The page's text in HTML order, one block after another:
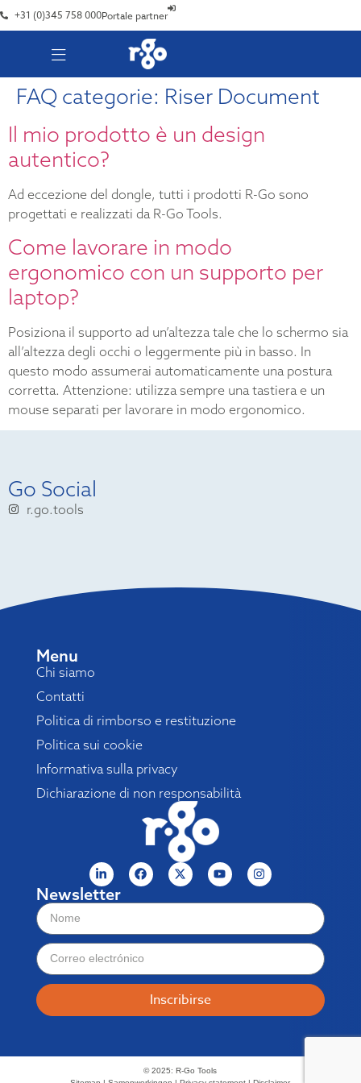
+31 (0)345 758 000Portale partner
FAQ categorie: Riser Document
Il mio prodotto è un design
autentico?
Ad eccezione del dongle, tutti i prodotti R-Go sono
progettati e realizzati da R-Go Tools.
Come lavorare in modo
ergonomico con un supporto per
laptop?
Posiziona il supporto ad un’altezza tale che lo schermo sia
all’altezza degli occhi o leggermente più in basso. In
questo modo assumerai automaticamente una postura
corretta. Attenzione: utilizza sempre una tastiera e un
mouse separati per lavorare in modo ergonomico.
Go Social
r.go.tools
Menu
Chi siamo
Contatti
Politica di rimborso e restituzione
Politica sui cookie
Informativa sulla privacy
Dichiarazione di non responsabilità
Newsletter
Inscribirse
© 2025: R-Go Tools